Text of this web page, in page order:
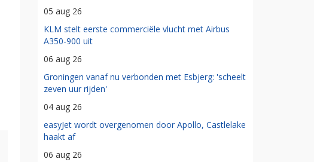
05 aug 26
KLM stelt eerste commerciële vlucht met Airbus
A350-900 uit
06 aug 26
Groningen vanaf nu verbonden met Esbjerg: 'scheelt
zeven uur rijden'
04 aug 26
easyJet wordt overgenomen door Apollo, Castlelake
haakt af
06 aug 26